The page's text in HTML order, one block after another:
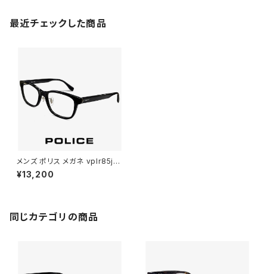
最近チェックした商品
メンズ ポリス メガネ vplr85j-0
710 POLICE 眼鏡 VPLR85J
男性用 ウェリントン 型 フレーム
¥13,200
同じカテゴリの商品